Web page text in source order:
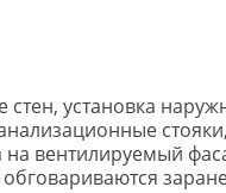
установка
вентилируемый